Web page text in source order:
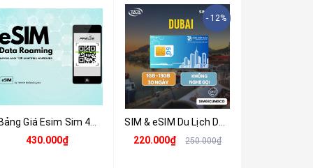
Bảng Giá Esim Sim 4G Du Lịch Ấn Độ 6GB - 8 Ngày - Nhận Tại Việt Nam
430.000₫
- 12%
SIM & eSIM Du Lịch Dubai (UAE) 4G/5G - Nhận Tại Việt Nam
220.000₫
250.000₫